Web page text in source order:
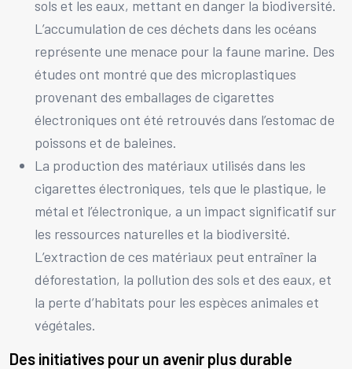
sols et les eaux, mettant en danger la biodiversité.
L’accumulation de ces déchets dans les océans
représente une menace pour la faune marine. Des
études ont montré que des microplastiques
provenant des emballages de cigarettes
électroniques ont été retrouvés dans l’estomac de
poissons et de baleines.
La production des matériaux utilisés dans les
cigarettes électroniques, tels que le plastique, le
métal et l’électronique, a un impact significatif sur
les ressources naturelles et la biodiversité.
L’extraction de ces matériaux peut entraîner la
déforestation, la pollution des sols et des eaux, et
la perte d’habitats pour les espèces animales et
végétales.
Des initiatives pour un avenir plus durable